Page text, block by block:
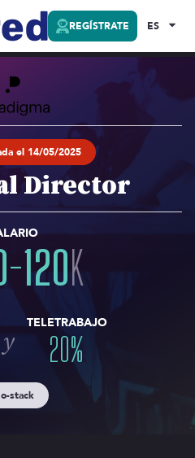
REGÍSTRATE ES
el 14/05/2025
Director
-120K
y
TELETRABAJO
20%
stack